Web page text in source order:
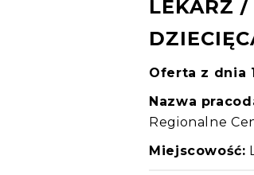
LEKARZ
Oferta z dnia
Nazwa
Regionalne
Miejscowość: